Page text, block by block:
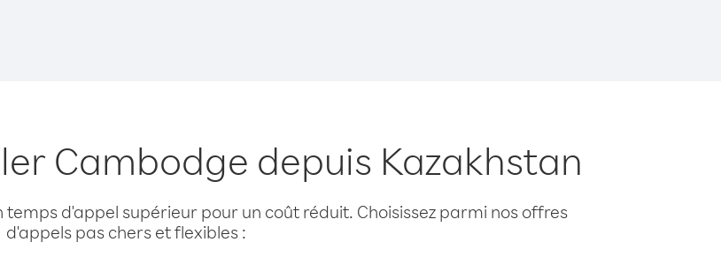
Cambodge depuis Kazakhstan
d'appel supérieur pour un coût réduit. Choisissez parmi nos offres
d'appels pas chers et flexibles :